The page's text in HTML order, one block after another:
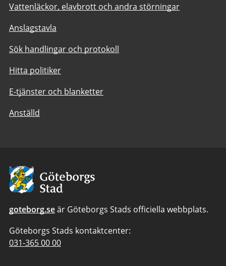
Vattenläckor, elavbrott och andra störningar
Anslagstavla
Sök handlingar och protokoll
Hitta politiker
E-tjänster och blanketter
Anställd
Avsändare:
Göteborgs
Stad
goteborg.seär Göteborgs Stads officiella webbplats.
Göteborgs Stads kontaktcenter:
Telefonnummer
031-365 00 00